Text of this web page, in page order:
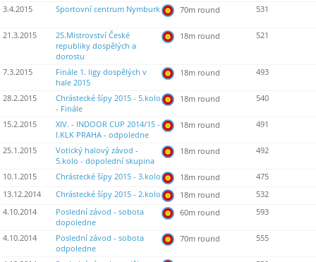
3.4.2015 Sportovní centrum Nymburk 70m round 531
21.3.2015
25.Mistrovství České
republiky dospělých a
dorostu
18m round 521
7.3.2015
Finále 1. ligy dospělých v
hale 2015
18m round 493
28.2.2015
Chrástecké šípy 2015 - 5.kolo
- Finále
18m round 540
15.2.2015
XIV. - INDOOR CUP 2014/15 -
I.KLK PRAHA - odpoledne
18m round 491
25.1.2015
Votický halový závod -
5.kolo - dopolední skupina
18m round 492
10.1.2015 Chrástecké šípy 2015 - 3.kolo 18m round
475
13.12.2014
Chrástecké šípy 2015 - 2.kolo 18m round
532
4.10.2014
Poslední závod - sobota
dopoledne
60m round 593
4.10.2014
Poslední závod - sobota
odpoledne
70m round 555